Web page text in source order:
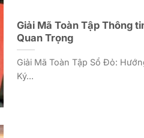
Giải Mã Toàn Tập Thông
Quan Trọng
Giải Mã Toàn Tập Sổ Đỏ:
Ký...